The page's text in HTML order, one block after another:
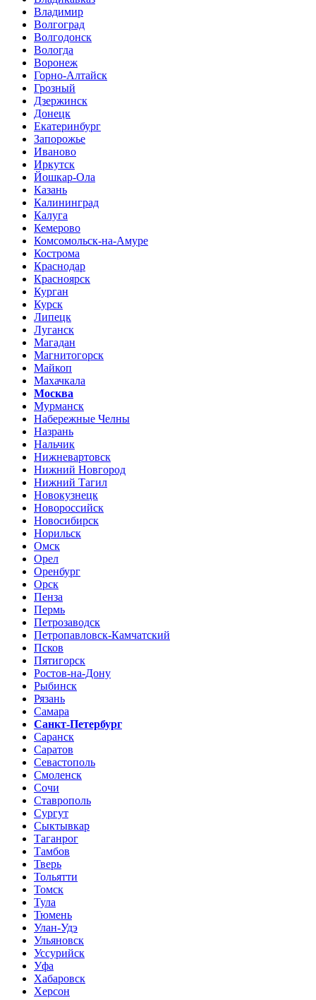
Владимир
Волгоград
Волгодонск
Вологда
Воронеж
Горно-Алтайск
Грозный
Дзержинск
Донецк
Екатеринбург
Запорожье
Иваново
Иркутск
Йошкар-Ола
Казань
Калининград
Калуга
Кемерово
Комсомольск-на-Амуре
Кострома
Краснодар
Красноярск
Курган
Курск
Липецк
Луганск
Магадан
Магнитогорск
Майкоп
Махачкала
Москва
Мурманск
Набережные Челны
Назрань
Нальчик
Нижневартовск
Нижний Новгород
Нижний Тагил
Новокузнецк
Новороссийск
Новосибирск
Норильск
Омск
Орел
Оренбург
Орск
Пенза
Пермь
Петрозаводск
Петропавловск-Камчатский
Псков
Пятигорск
Ростов-на-Дону
Рыбинск
Рязань
Самара
Санкт-Петербург
Саранск
Саратов
Севастополь
Смоленск
Сочи
Ставрополь
Сургут
Сыктывкар
Таганрог
Тамбов
Тверь
Тольятти
Томск
Тула
Тюмень
Улан-Удэ
Ульяновск
Уссурийск
Уфа
Хабаровск
Херсон